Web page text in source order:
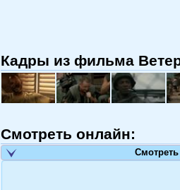
Кадры из фильма
Смотреть онлайн: